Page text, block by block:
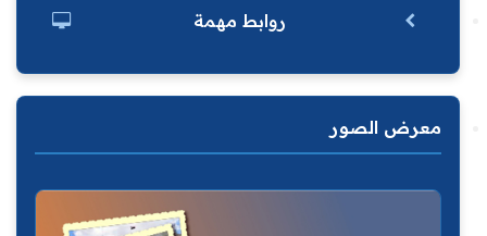
روابط مهمة
معرض الصور